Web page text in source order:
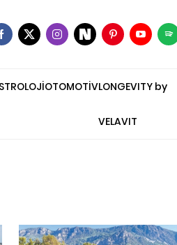
OTOMOTİVLONGEVITY by
VELAVIT